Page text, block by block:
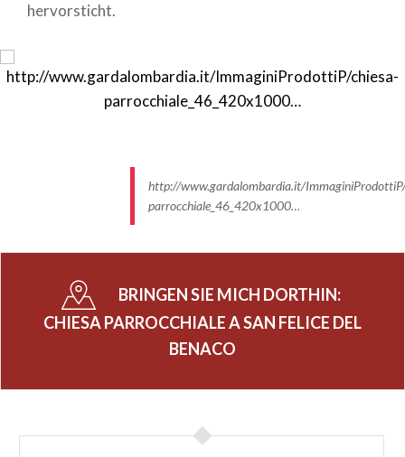
hervorsticht.
http://www.gardalombardia.it/
parrocchiale_46_420x1000…
BRINGEN SIE MICH DORTHIN:
CHIESA PARROCCHIALE A SAN FELICE DEL
BENACO